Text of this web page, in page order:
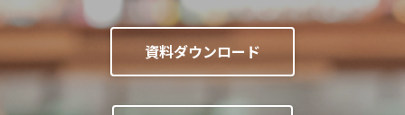
資料ダウンロード